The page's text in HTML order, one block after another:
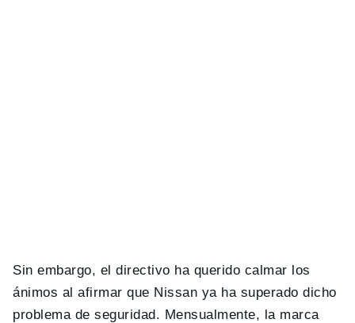
Sin embargo, el directivo ha querido calmar los
ánimos al afirmar que Nissan ya ha superado dicho
problema de seguridad. Mensualmente, la marca